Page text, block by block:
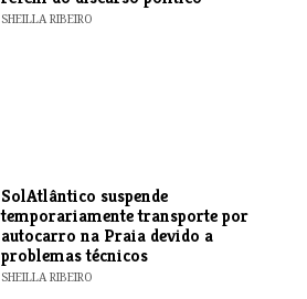
SHEILLA RIBEIRO
SolAtlântico suspende
temporariamente transporte por
autocarro na Praia devido a
problemas técnicos
SHEILLA RIBEIRO